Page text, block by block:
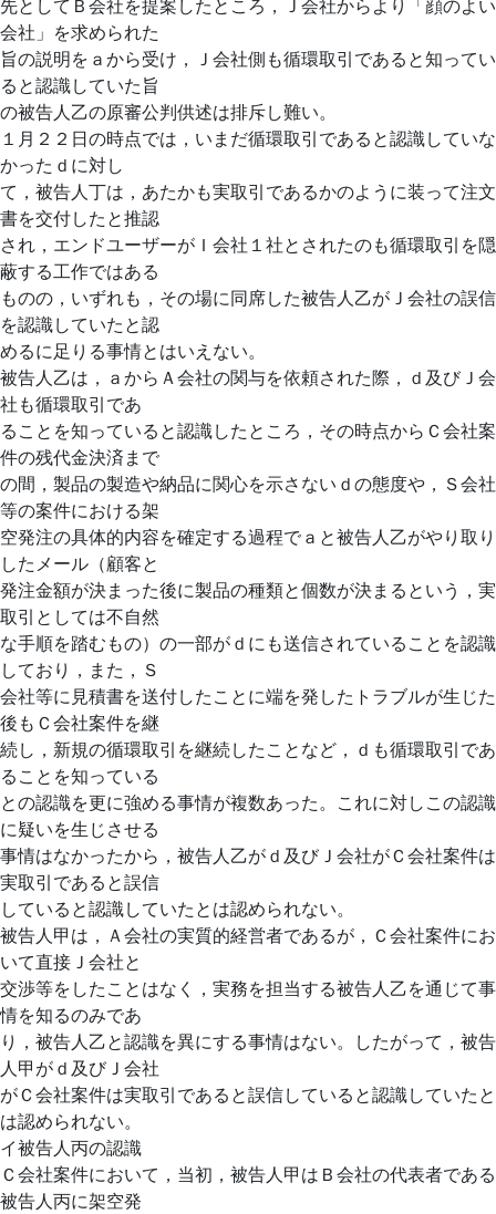
先としてＢ会社を提案したところ，Ｊ会社からより「顔のよい
会社」を求められた
旨の説明をａから受け，Ｊ会社側も循環取引であると知ってい
ると認識していた旨
の被告人乙の原審公判供述は排斥し難い。
１月２２日の時点では，いまだ循環取引であると認識していな
かったｄに対し
て，被告人丁は，あたかも実取引であるかのように装って注文
書を交付したと推認
され，エンドユーザーがＩ会社１社とされたのも循環取引を隠
蔽する工作ではある
ものの，いずれも，その場に同席した被告人乙がＪ会社の誤信
を認識していたと認
めるに足りる事情とはいえない。
被告人乙は，ａからＡ会社の関与を依頼された際，ｄ及びＪ会
社も循環取引であ
ることを知っていると認識したところ，その時点からＣ会社案
件の残代金決済まで
の間，製品の製造や納品に関心を示さないｄの態度や，Ｓ会社
等の案件における架
空発注の具体的内容を確定する過程でａと被告人乙がやり取り
したメール（顧客と
発注金額が決まった後に製品の種類と個数が決まるという，実
取引としては不自然
な手順を踏むもの）の一部がｄにも送信されていることを認識
しており，また，Ｓ
会社等に見積書を送付したことに端を発したトラブルが生じた
後もＣ会社案件を継
続し，新規の循環取引を継続したことなど，ｄも循環取引であ
ることを知っている
との認識を更に強める事情が複数あった。これに対しこの認識
に疑いを生じさせる
事情はなかったから，被告人乙がｄ及びＪ会社がＣ会社案件は
実取引であると誤信
していると認識していたとは認められない。
被告人甲は，Ａ会社の実質的経営者であるが，Ｃ会社案件にお
いて直接Ｊ会社と
交渉等をしたことはなく，実務を担当する被告人乙を通じて事
情を知るのみであ
り，被告人乙と認識を異にする事情はない。したがって，被告
人甲がｄ及びＪ会社
がＣ会社案件は実取引であると誤信していると認識していたと
は認められない。
イ被告人丙の認識
Ｃ会社案件において，当初，被告人甲はＢ会社の代表者である
被告人丙に架空発